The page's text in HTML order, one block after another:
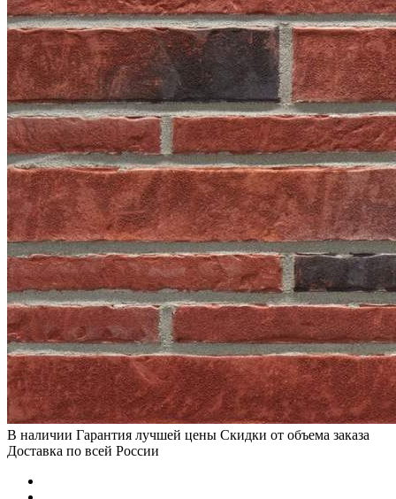
В наличии Гарантия лучшей цены Скидки от объема заказа
Доставка по всей России